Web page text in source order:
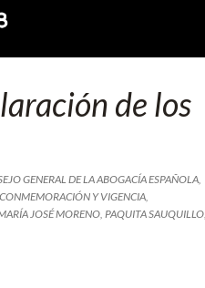
de los
GENERAL DE LA ABOGACÍA ESPAÑOLA
Y VIGENCIA
JOSÉ MORENO PAQUITA SAUQUILLO